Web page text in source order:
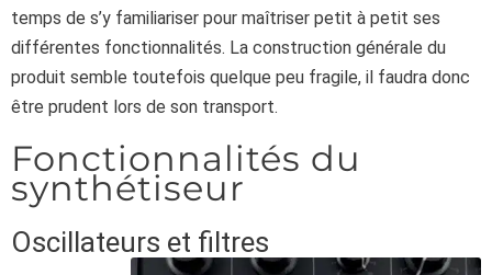
temps de s’y familiariser pour maîtriser petit à petit ses
différentes fonctionnalités. La construction générale du
produit semble toutefois quelque peu fragile, il faudra donc
être prudent lors de son transport.
Fonctionnalités du
synthétiseur
Oscillateurs et filtres